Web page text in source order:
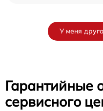
У меня
Гарантийные
сервисного